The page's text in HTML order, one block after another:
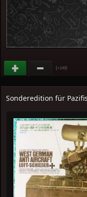
(+149)
Sonderedition für